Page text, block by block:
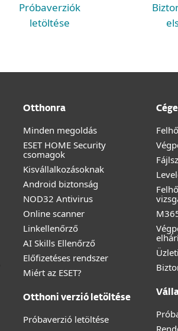
Próbaverziók
letöltése
Otthonra
Minden megoldás
ESET HOME Security
csomagok
Kisvállalkozásoknak
Android biztonság
NOD32 Antivirus
Online scanner
Linkellenőrző
AI Skills Ellenőrző
Előfizetéses rendszer
Miért az ESET?
Otthoni verzió letöltése
Próbaverzió letöltése